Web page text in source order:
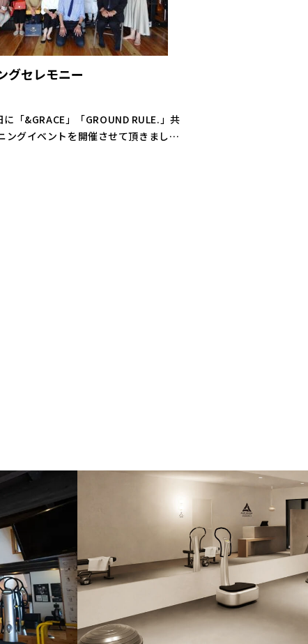
グセレモニー
「&GRACE」「GROUND RULE.」共
ングイベントを開催させて頂きまし